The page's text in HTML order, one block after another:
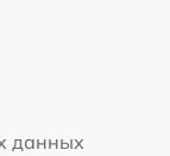
данных